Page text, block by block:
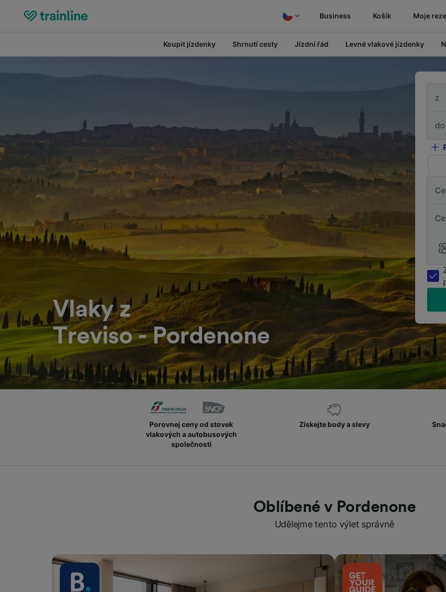
Business Košík Moje
Koupit jízdenky Shrnutí cesty Jízdní řád Levné vlakové jízdenky
Vlaky z
Treviso - Pordenone
z
do
Porovnej ceny od stovek
vlakových a autobusových
společností
Získejte body a slevy
Oblíbené v Pordenone
Udělejme tento výlet správně